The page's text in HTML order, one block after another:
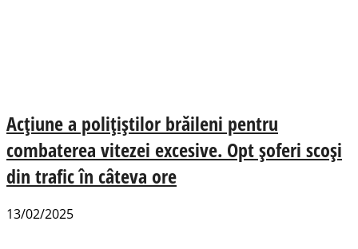
Acțiune a polițiștilor brăileni pentru
combaterea vitezei excesive. Opt șoferi scoși
din trafic în câteva ore
13/02/2025